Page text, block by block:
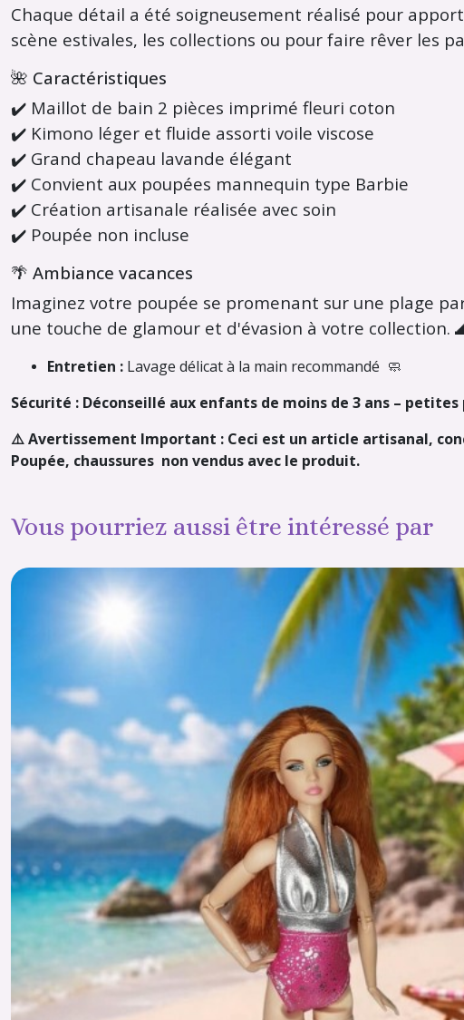
Chaque détail a été soigneusement réalisé pour
scène estivales, les collections ou pour faire rêver les
🌺 Caractéristiques
✔️ Maillot de bain 2 pièces imprimé fleuri coton
✔️ Kimono léger et fluide assorti voile viscose
✔️ Grand chapeau lavande élégant
✔️ Convient aux poupées mannequin type Barbie
✔️ Création artisanale réalisée avec soin
✔️ Poupée non incluse
🌴 Ambiance vacances
Imaginez votre poupée se promenant sur une plage
une touche de glamour et d'évasion à votre collection.
Entretien : Lavage délicat à la main recommandé 🧼
Sécurité : Déconseillé aux enfants de moins de 3 ans –
⚠️ Avertissement Important : Ceci est un article artisanal,
Poupée, chaussures non vendus avec le produit.
Vous pourriez aussi être intéressé par